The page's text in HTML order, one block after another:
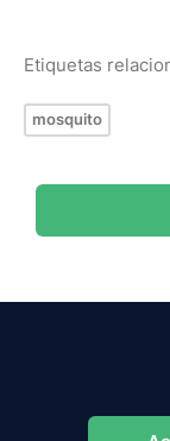
Etiquetas
mosquito